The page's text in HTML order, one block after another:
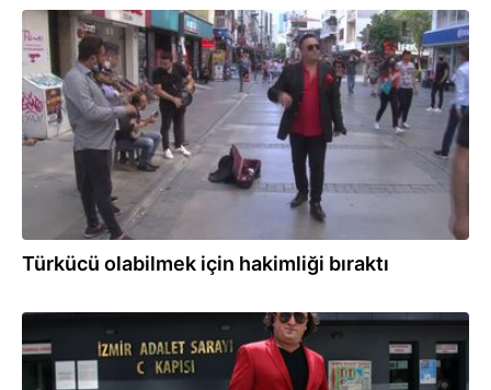
06.06.2021
Türkücü olabilmek için hakimliği bıraktı
23.05.2021